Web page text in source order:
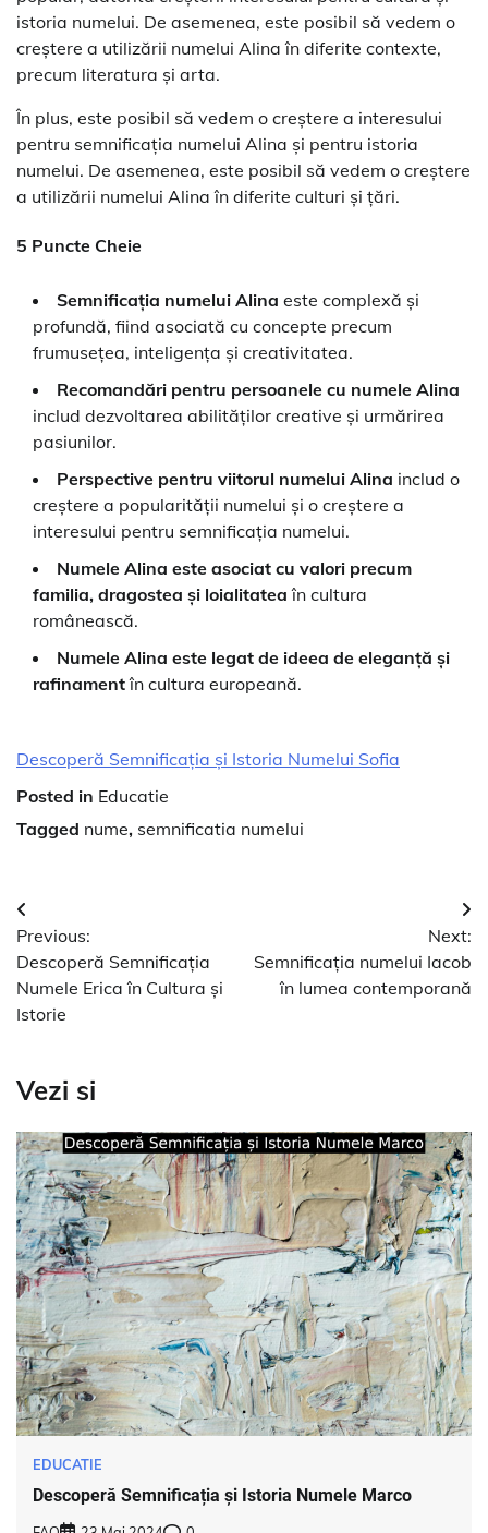
istoria numelui. De asemenea, este posibil să vedem o
creștere a utilizării numelui Alina în diferite contexte,
precum literatura și arta.
În plus, este posibil să vedem o creștere a interesului
pentru semnificația numelui Alina și pentru istoria
numelui. De asemenea, este posibil să vedem o creștere
a utilizării numelui Alina în diferite culturi și țări.
5 Puncte Cheie
Semnificația numelui Alina este complexă și
profundă, fiind asociată cu concepte precum
frumusețea, inteligența și creativitatea.
Recomandări pentru persoanele cu numele Alina
includ dezvoltarea abilităților creative și urmărirea
pasiunilor.
Perspective pentru viitorul numelui Alina includ o
creștere a popularității numelui și o creștere a
interesului pentru semnificația numelui.
Numele Alina este asociat cu valori precum
familia, dragostea și loialitatea în cultura
românească.
Numele Alina este legat de ideea de eleganță și
rafinamentîn cultura europeană.
Descoperă Semnificația și Istoria Numelui Sofia
Posted in Educatie
Tagged nume, semnificatia numelui
Navigare
în
articole
Previous:
Descoperă Semnificația
Numele Erica în Cultura și
Istorie
Next:
Semnificația numelui Iacob
în lumea contemporană
Vezi si
EDUCATIE
Descoperă Semnificația și Istoria Numele Marco